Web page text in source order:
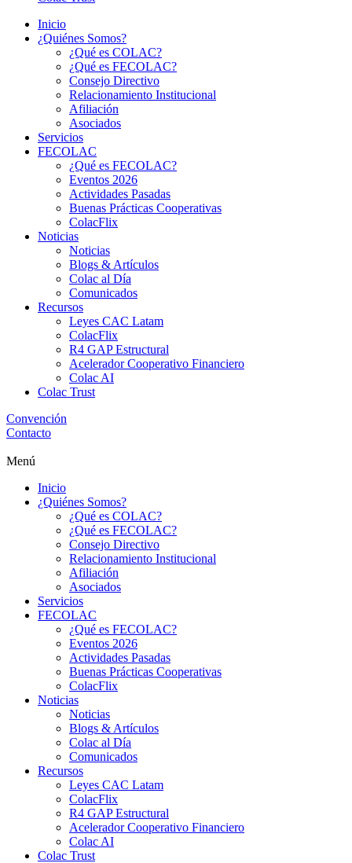
Inicio
¿Quiénes Somos?
¿Qué es COLAC?
¿Qué es FECOLAC?
Consejo Directivo
Relacionamiento Institucional
Afiliación
Asociados
Servicios
FECOLAC
¿Qué es FECOLAC?
Eventos 2026
Actividades Pasadas
Buenas Prácticas Cooperativas
ColacFlix
Noticias
Noticias
Blogs & Artículos
Colac al Día
Comunicados
Recursos
Leyes CAC Latam
ColacFlix
R4 GAP Estructural
Acelerador Cooperativo Financiero
Colac AI
Colac Trust
Convención
Contacto
Menú
Inicio
¿Quiénes Somos?
¿Qué es COLAC?
¿Qué es FECOLAC?
Consejo Directivo
Relacionamiento Institucional
Afiliación
Asociados
Servicios
FECOLAC
¿Qué es FECOLAC?
Eventos 2026
Actividades Pasadas
Buenas Prácticas Cooperativas
ColacFlix
Noticias
Noticias
Blogs & Artículos
Colac al Día
Comunicados
Recursos
Leyes CAC Latam
ColacFlix
R4 GAP Estructural
Acelerador Cooperativo Financiero
Colac AI
Colac Trust